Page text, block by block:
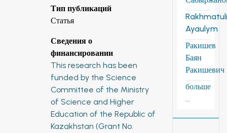
Тип публикаций
Статья
Сведения о
финансировании
This research has been
funded by the Science
Committee of the Ministry
of Science and Higher
Education of the Republic of
Kazakhstan (Grant No.
Ayaulym
Ракишев
Баян
Ракишевич
больше
...